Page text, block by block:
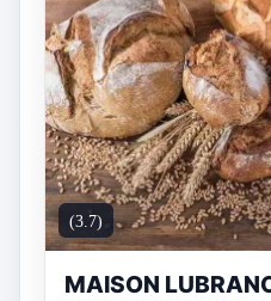
(3.7)
MAISON